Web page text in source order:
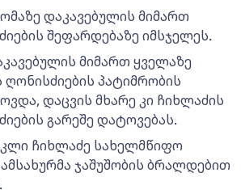
დაკავებულის მიმართ
შეფარდებაზე იმსჯელეს.
მიმართ ყველაზე
ღონისძიების პატიმრობის
დაცვის მხარე კი ჩიხლაძის
გარეშე დატოვებას.
ჩიხლაძე სახელმწიფო
ჯაშუშობის ბრალდებით